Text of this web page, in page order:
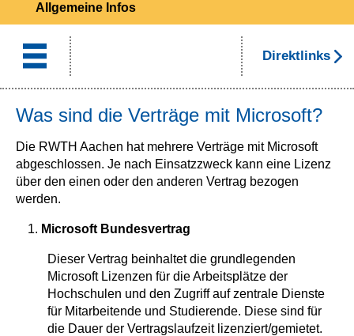
Allgemeine Infos
Direktlinks
Was sind die Verträge mit Microsoft?
Die RWTH Aachen hat mehrere Verträge mit Microsoft
abgeschlossen. Je nach Einsatzzweck kann eine Lizenz
über den einen oder den anderen Vertrag bezogen
werden.
Microsoft Bundesvertrag
Dieser Vertrag beinhaltet die grundlegenden
Microsoft Lizenzen für die Arbeitsplätze der
Hochschulen und den Zugriff auf zentrale Dienste
für Mitarbeitende und Studierende. Diese sind für
die Dauer der Vertragslaufzeit lizenziert/gemietet.